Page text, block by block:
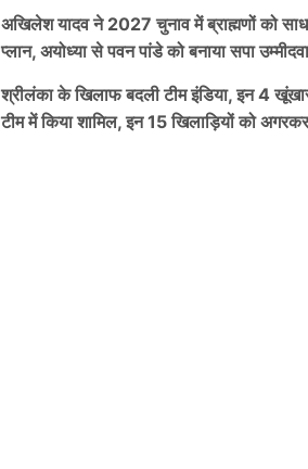
अखिलेश यादव ने 2027 चुनाव में ब्राह्मणों को
प्लान, अयोध्या से पवन पांडे को बनाया सपा
श्रीलंका के खिलाफ बदली टीम इंडिया, इन 4
टीम में किया शामिल, इन 15 खिलाड़ियों को